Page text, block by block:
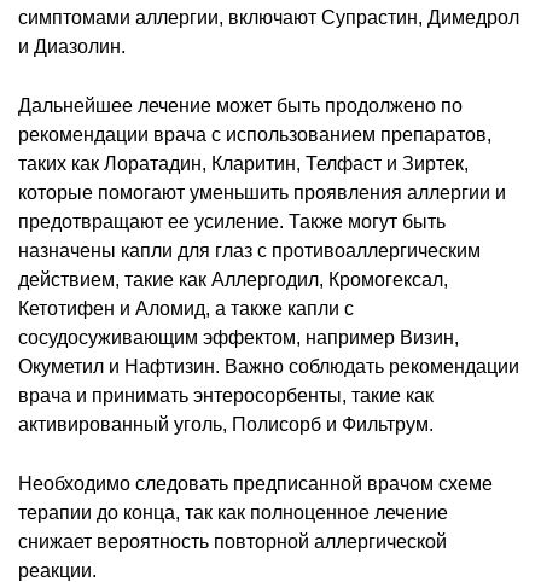
симптомами аллергии, включают Супрастин, Димедрол
и Диазолин.
Дальнейшее лечение может быть продолжено по
рекомендации врача с использованием препаратов,
таких как Лоратадин, Кларитин, Телфаст и Зиртек,
которые помогают уменьшить проявления аллергии и
предотвращают ее усиление. Также могут быть
назначены капли для глаз с противоаллергическим
действием, такие как Аллергодил, Кромогексал,
Кетотифен и Аломид, а также капли с
сосудосуживающим эффектом, например Визин,
Окуметил и Нафтизин. Важно соблюдать рекомендации
врача и принимать энтеросорбенты, такие как
активированный уголь, Полисорб и Фильтрум.
Необходимо следовать предписанной врачом схеме
терапии до конца, так как полноценное лечение
снижает вероятность повторной аллергической
реакции.